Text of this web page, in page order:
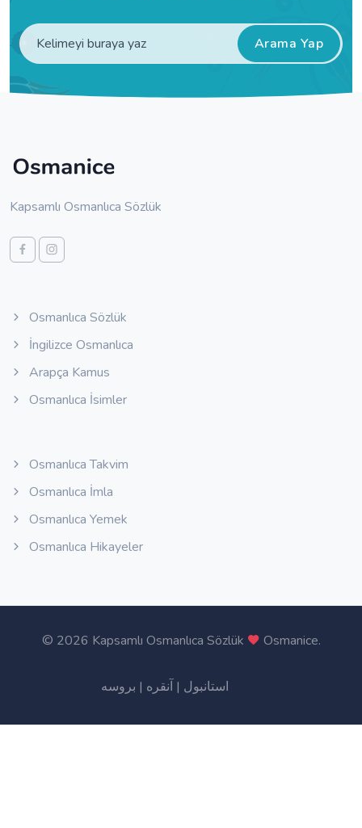
Arama Yap
Kapsamlı Osmanlıca Sözlük
Osmanlıca Sözlük
İngilizce Osmanlıca
Arapça Kamus
Osmanlıca İsimler
Osmanlıca Takvim
Osmanlıca İmla
Osmanlıca Yemek
Osmanlıca Hikayeler
© 2026 Kapsamlı Osmanlıca Sözlük Osmanice.
استانبول | آنقره | بروسه